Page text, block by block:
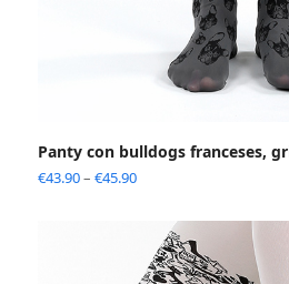
Panty con bulldogs franceses,
€43.90– €45.90